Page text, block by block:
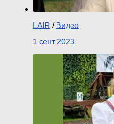
LAIR / Видео
1 сент 2023